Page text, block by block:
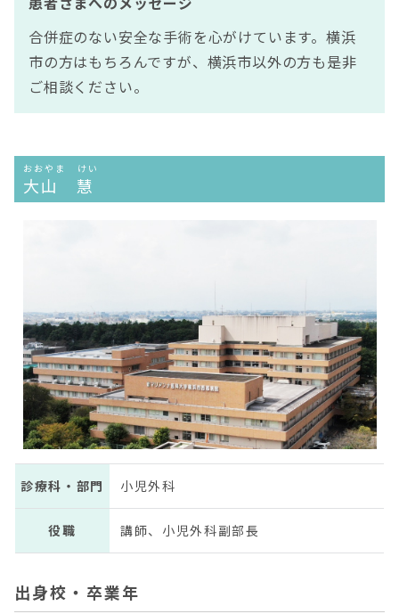
合併症のない安全な手術を心がけています。横浜
市の方はもちろんですが、横浜市以外の方も是非
ご相談ください。
おおやま けい
大山 慧
診療科・部門 小児外科
役職 講師、小児外科副部長
出身校・卒業年